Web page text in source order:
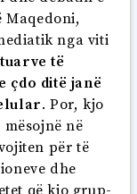
nga viti
të
çdo ditë janë
. Por, kjo
në
për të
dhe
që kjo grup-